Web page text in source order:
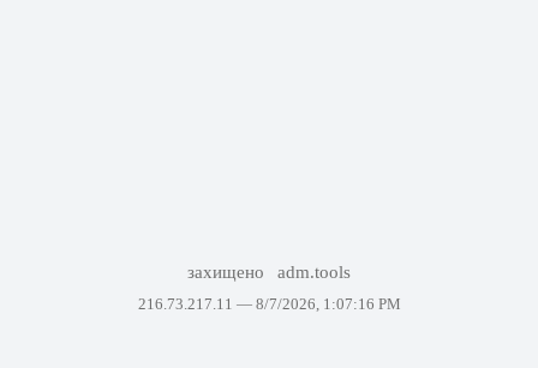
захищено adm.tools
216.73.217.11 — 8/7/2026, 1:07:16 PM